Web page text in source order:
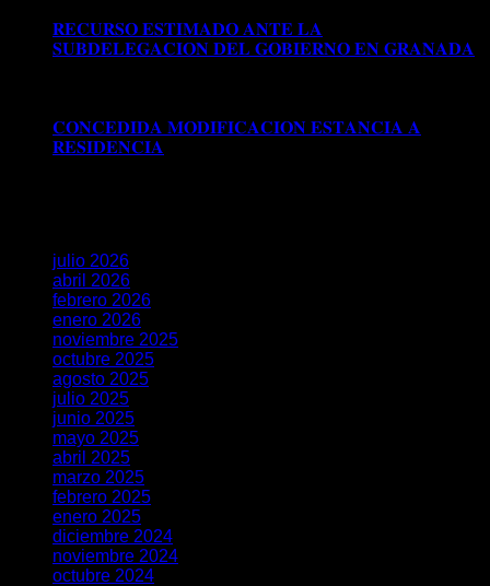
𝐑𝐄𝐂𝐔𝐑𝐒𝐎 𝐄𝐒𝐓𝐈𝐌𝐀𝐃𝐎 𝐀𝐍𝐓𝐄 𝐋𝐀
𝐒𝐔𝐁𝐃𝐄𝐋𝐄𝐆𝐀𝐂𝐈𝐎𝐍 𝐃𝐄𝐋 𝐆𝐎𝐁𝐈𝐄𝐑𝐍𝐎 𝐄𝐍 𝐆𝐑𝐀𝐍𝐀𝐃𝐀
𝐂𝐎𝐍𝐂𝐄𝐃𝐈𝐃𝐀 𝐌𝐎𝐃𝐈𝐅𝐈𝐂𝐀𝐂𝐈𝐎𝐍 𝐄𝐒𝐓𝐀𝐍𝐂𝐈𝐀 𝐀
𝐑𝐄𝐒𝐈𝐃𝐄𝐍𝐂𝐈𝐀
julio 2026
abril 2026
febrero 2026
enero 2026
noviembre 2025
octubre 2025
agosto 2025
julio 2025
junio 2025
mayo 2025
abril 2025
marzo 2025
febrero 2025
enero 2025
diciembre 2024
noviembre 2024
octubre 2024